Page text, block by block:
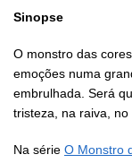
Sinopse
O monstro das
emoções numa
embrulhada. Será
tristeza, na raiva,
Na série O Monstro